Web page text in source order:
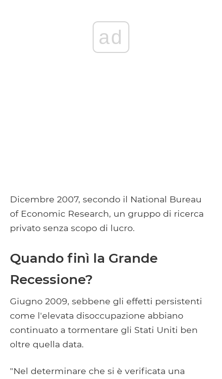
ad
Dicembre 2007, secondo il National Bureau
of Economic Research, un gruppo di ricerca
privato senza scopo di lucro.
Quando finì la Grande
Recessione?
Giugno 2009, sebbene gli effetti persistenti
come l'elevata disoccupazione abbiano
continuato a tormentare gli Stati Uniti ben
oltre quella data.
"Nel determinare che si è verificata una